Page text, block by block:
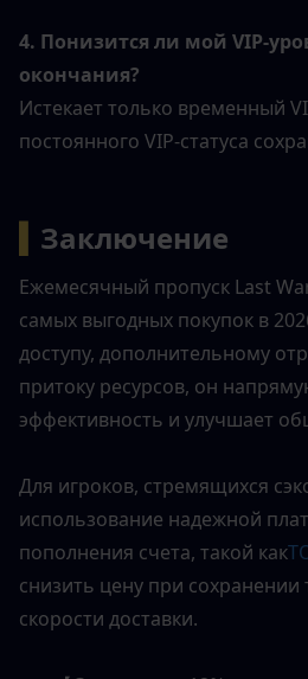
4. Понизится ли мой VIP-
окончания?
Истекает только временный
постоянного VIP-статуса
Заключение
Ежемесячный пропуск Last
самых выгодных покупок в
доступу, дополнительному
притоку ресурсов, он
эффективность и улучшает
Для игроков, стремящихся
использование надежной
пополнения счета, такой как
снизить цену при сохранении
скорости доставки.